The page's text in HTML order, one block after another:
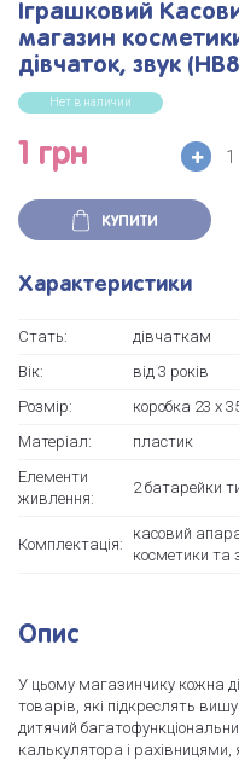
Іграшковий
магазин
дівчаток, звук
Нет в наличии
1 грн
КУПИТИ
Характеристики
Стать:
дівчаткам
Вік:
вiд 3 рокiв
Розмір:
коробка 23 х
Матеріал:
пластик
Елементи
живлення:
2 батарейки
Комплектація:
касовий
косметики та
Опис
У цьому магазинчику кожна
товарів, які підкреслять
дитячий
калькулятора і